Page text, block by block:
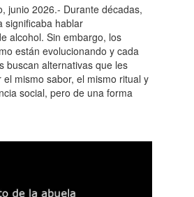
junio 2026.- Durante décadas,
significaba hablar
alcohol. Sin embargo, los
están evolucionando y cada
buscan alternativas que les
mismo sabor, el mismo ritual y
social, pero de una forma